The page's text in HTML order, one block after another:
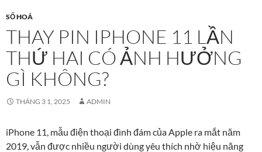
SỐ HOÁ
THAY PIN IPHONE 11 LẦN
THỨ HAI CÓ ẢNH HƯỞNG
GÌ KHÔNG?
THÁNG 3 1, 2025 ADMIN
iPhone 11, mẫu điện thoại đình đám của Apple ra mắt năm
2019, vẫn được nhiều người dùng yêu thích nhờ hiệu năng